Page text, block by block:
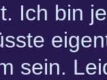
Ich bin
sein.